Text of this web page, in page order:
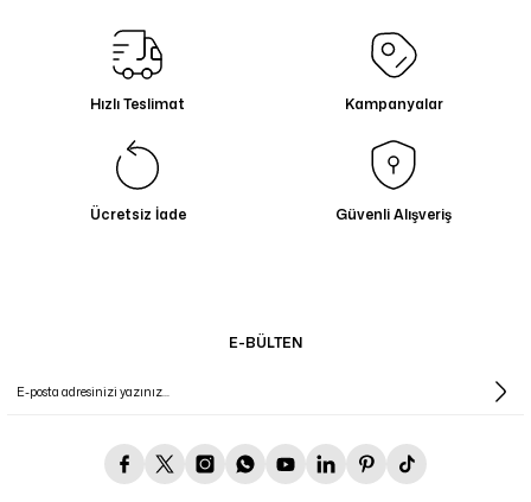
Hızlı Teslimat Kampanyalar
Ücretsiz İade Güvenli Alışveriş
E-BÜLTEN